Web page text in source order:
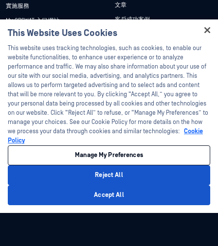
實施服務
My OPSWAT 入口網站
技術檔案
訓練
漏洞通報計畫
Partners
認證
技術合作夥伴
管道合作夥伴計劃
文章
客戶成功案例
新聞稿
新聞報導
網路研討會
產品型錄
白皮書
免費工具
©2026OPSWAT . 保留所有權利。OPSWAT、MetaDefender、Metascan、
MetaAccess、OPSWAT 、Trust no File. Trust No Device.、OPSWAT 、Protecting the
World's Critical Infrastructure、Deep CDR™ Technology、InQuest、InQuest標誌、
DFI、RetroHunt、Deep File Inspection 及 Join the Hunt 均為OPSWAT 之商標。第三
管理 Cookie 偏好
This Website Uses Cookies
This website uses tracking technologies, such as cookies, to enable our
website functionalities, to enhance user experience or to analyze
performance and traffic. We may also share information about your use of
our site with our social media, advertising, and analytics partners. This
allows us to perform targeted advertising and to select ads and content
that will be more relevant to you. By clicking “Accept All,” you agree to
your personal data being processed by all cookies and other technologies
on our website. Click “Reject All” to refuse, or “Manage My Preferences” to
manage your choices. See our Cookie Policy for more details on the how
we process your data through cookies and similar technologies: Cookie
Policy
Manage My Preferences
Reject All
Accept All
Hey there!
I'm Ozzy, your OPSWAT virtual assistant.
How can I help you secure what's critical
today?